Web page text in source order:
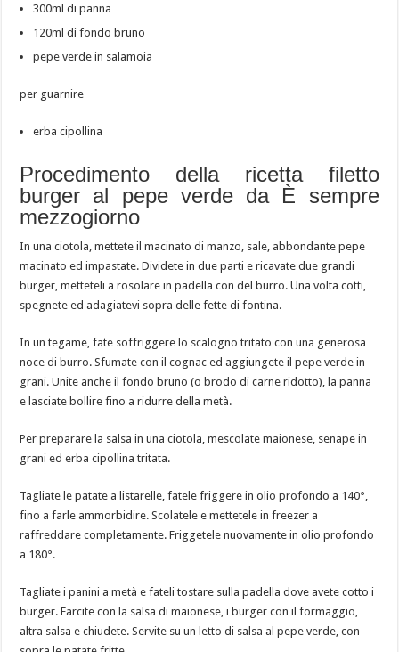
300ml di panna
120ml di fondo bruno
pepe verde in salamoia
per guarnire
erba cipollina
Procedimento della ricetta filetto
burger al pepe verde da È sempre
mezzogiorno
In una ciotola, mettete il macinato di manzo, sale, abbondante pepe
macinato ed impastate. Dividete in due parti e ricavate due grandi
burger, metteteli a rosolare in padella con del burro. Una volta cotti,
spegnete ed adagiatevi sopra delle fette di fontina.
In un tegame, fate soffriggere lo scalogno tritato con una generosa
noce di burro. Sfumate con il cognac ed aggiungete il pepe verde in
grani. Unite anche il fondo bruno (o brodo di carne ridotto), la panna
e lasciate bollire fino a ridurre della metà.
Per preparare la salsa in una ciotola, mescolate maionese, senape in
grani ed erba cipollina tritata.
Tagliate le patate a listarelle, fatele friggere in olio profondo a 140°,
fino a farle ammorbidire. Scolatele e mettetele in freezer a
raffreddare completamente. Friggetele nuovamente in olio profondo
a 180°.
Tagliate i panini a metà e fateli tostare sulla padella dove avete cotto i
burger. Farcite con la salsa di maionese, i burger con il formaggio,
altra salsa e chiudete. Servite su un letto di salsa al pepe verde, con